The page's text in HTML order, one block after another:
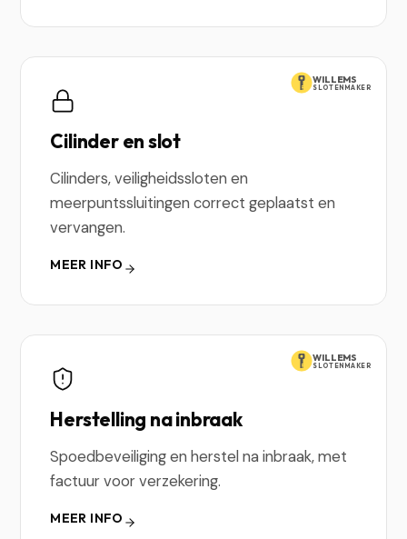
WILLEMS
SLOTENMAKER
Cilinder en slot
Cilinders, veiligheidssloten en
meerpuntssluitingen correct geplaatst en
vervangen.
MEER INFO
WILLEMS
SLOTENMAKER
Herstelling na inbraak
Spoedbeveiliging en herstel na inbraak, met
factuur voor verzekering.
MEER INFO